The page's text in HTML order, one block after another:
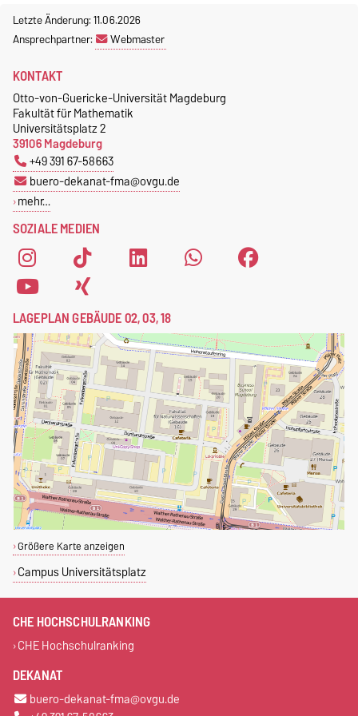
Letzte Änderung: 11.06.2026
Ansprechpartner:
Webmaster
SOZIALE MEDIEN
KONTAKT
Otto-von-Guericke-Universität Magdeburg
Fakultät für Mathematik
Universitätsplatz 2
39106 Magdeburg
+49 391 67-58663
buero-dekanat-fma@ovgu.de
mehr…
LAGEPLAN GEBÄUDE 02, 03, 18
Größere Karte anzeigen
Campus Universitätsplatz
CHE HOCHSCHULRANKING
CHE Hochschulranking
DEKANAT
buero-dekanat-fma@ovgu.de